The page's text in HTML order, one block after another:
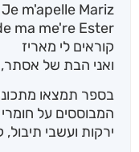
Je m'apelle Mariz
ma me're Ester
קוראים לי מאריז
ואני הבת של
בספר תמצאו
המבוססים על
ירקות ועשבי